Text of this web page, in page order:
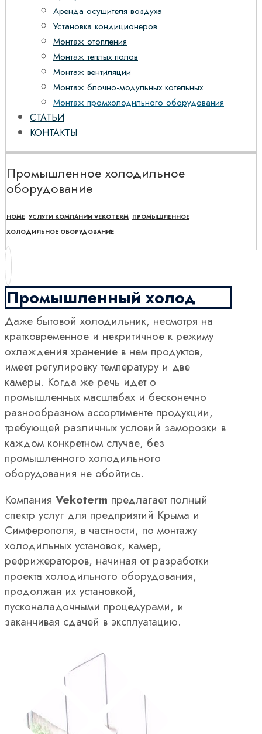
Аренда осушителя воздуха
Установка кондиционеров
Монтаж отопления
Монтаж теплых полов
Монтаж вентиляции
Монтаж блочно-модульных котельных
Монтаж промхолодильного оборудования
СТАТЬИ
КОНТАКТЫ
Промышленное холодильное
оборудование
HOME УСЛУГИ КОМПАНИИ VEKOTERM ПРОМЫШЛЕННОЕ
ХОЛОДИЛЬНОЕ ОБОРУДОВАНИЕ
Промышленный холод
Даже бытовой холодильник, несмотря на
кратковременное и некритичное к режиму
охлаждения хранение в нем продуктов,
имеет регулировку температуру и две
камеры. Когда же речь идет о
промышленных масштабах и бесконечно
разнообразном ассортименте продукции,
требующей различных условий заморозки в
каждом конкретном случае, без
промышленного холодильного
оборудования не обойтись.
Компания Vekoterm предлагает полный
спектр услуг для предприятий Крыма и
Симферополя, в частности, по монтажу
холодильных установок, камер,
рефрижераторов, начиная от разработки
проекта холодильного оборудования,
продолжая их установкой,
пусконаладочными процедурами, и
заканчивая сдачей в эксплуатацию.